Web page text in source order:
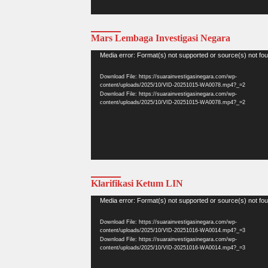
Mars Lembaga Investigasi Negara
Video
Media error: Format(s) not supported or source(s) not
Download File: https://suarainvestigasinegara.com/wp-
content/uploads/2025/10/VID-20251015-WA0078.mp4?_=2
Download File: https://suarainvestigasinegara.com/wp-
content/uploads/2025/10/VID-20251015-WA0078.mp4?_=2
Klarifikasi Ketum LIN
Video
Media error: Format(s) not supported or source(s) not
Download File: https://suarainvestigasinegara.com/wp-
content/uploads/2025/10/VID-20251016-WA0014.mp4?_=3
Download File: https://suarainvestigasinegara.com/wp-
content/uploads/2025/10/VID-20251016-WA0014.mp4?_=3